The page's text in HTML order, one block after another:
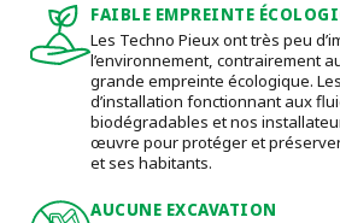
FAIBLE EMPREINTE
Les Techno Pieux ont très peu
l’environnement, contrairement
grande empreinte écologique.
d’installation fonctionnant aux
biodégradables et nos
œuvre pour protéger et
et ses habitants.
AUCUNE EXCAVATION